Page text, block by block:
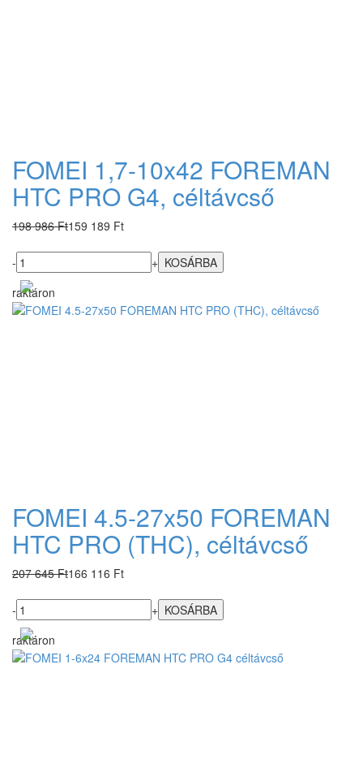
FOMEI 1,7-10x42 FOREMAN
HTC PRO G4, céltávcső
198 986 Ft159 189 Ft
-
+
raktáron
FOMEI 4.5-27x50 FOREMAN
HTC PRO (THC), céltávcső
207 645 Ft166 116 Ft
-
+
raktáron